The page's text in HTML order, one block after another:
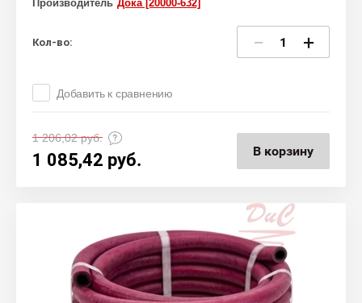
Производитель Дока [20000-632]
Кол-во: − +
Добавить к сравнению
1 206,02руб.
1 085,42 руб. В корзину